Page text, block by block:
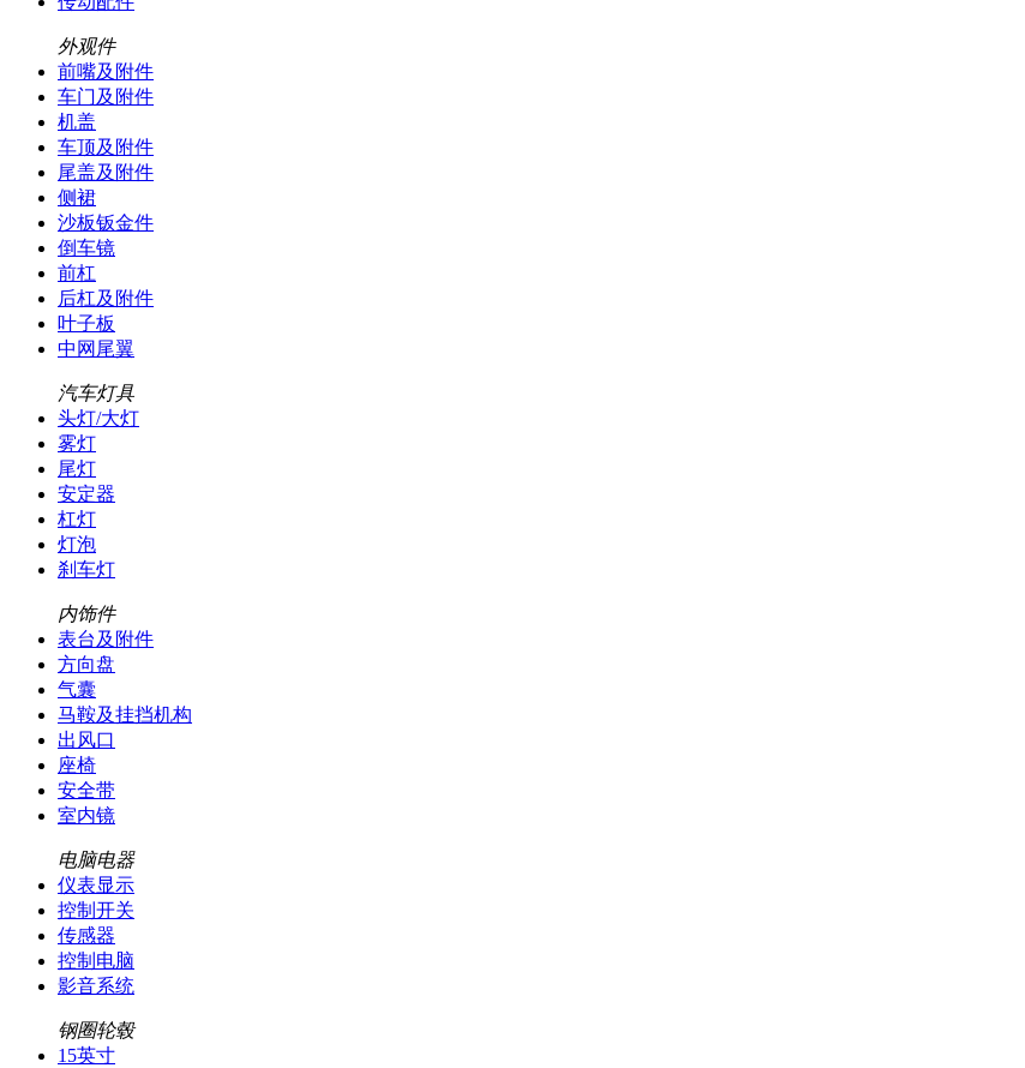
外观件
前嘴及附件
车门及附件
机盖
车顶及附件
尾盖及附件
侧裙
沙板钣金件
倒车镜
前杠
后杠及附件
叶子板
中网尾翼
汽车灯具
头灯/大灯
雾灯
尾灯
安定器
杠灯
灯泡
刹车灯
内饰件
表台及附件
方向盘
气囊
马鞍及挂挡机构
出风口
座椅
安全带
室内镜
电脑电器
仪表显示
控制开关
传感器
控制电脑
影音系统
钢圈轮毂
15英寸